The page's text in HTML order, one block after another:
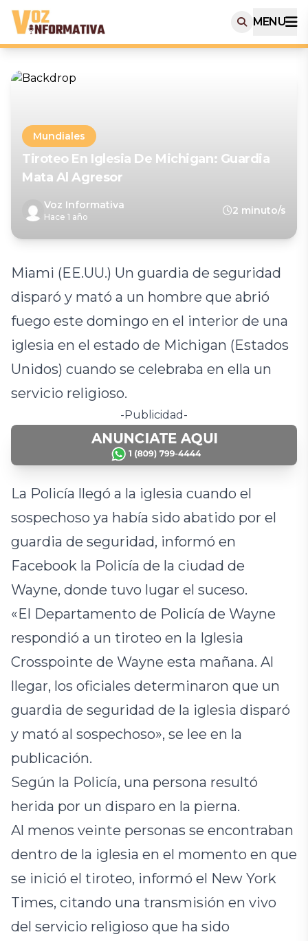
MENU
Mundiales
Tiroteo En Iglesia De Michigan: Guardia
Mata Al Agresor
Voz Informativa
Hace 1 año
2 minuto/s
Miami (EE.UU.) Un guardia de seguridad
disparó y mató a un hombre que abrió
fuego este domingo en el interior de una
iglesia en el estado de Michigan (Estados
Unidos) cuando se celebraba en ella un
servicio religioso.
-Publicidad-
La Policía llegó a la iglesia cuando el
sospechoso ya había sido abatido por el
guardia de seguridad, informó en
Facebook la Policía de la ciudad de
Wayne, donde tuvo lugar el suceso.
«El Departamento de Policía de Wayne
respondió a un tiroteo en la Iglesia
Crosspointe de Wayne esta mañana. Al
llegar, los oficiales determinaron que un
guardia de seguridad de la iglesia disparó
y mató al sospechoso», se lee en la
publicación.
Según la Policía, una persona resultó
herida por un disparo en la pierna.
Al menos veinte personas se encontraban
dentro de la iglesia en el momento en que
se inició el tiroteo, informó el New York
Times, citando una transmisión en vivo
del servicio religioso que ha sido